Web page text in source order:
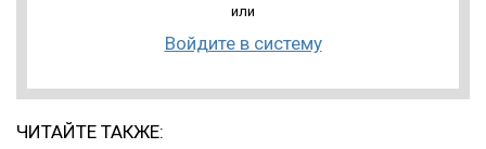
или
Войдите в систему
ЧИТАЙТЕ ТАКЖЕ: